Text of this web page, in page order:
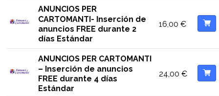
ANUNCIOS PER
CARTOMANTI- Inserción de
anuncios FREE durante 2
días Estándar
16,00 €
ANUNCIOS PER CARTOMANTI
– Inserción de anuncios
FREE durante 4 días
Estándar
24,00 €